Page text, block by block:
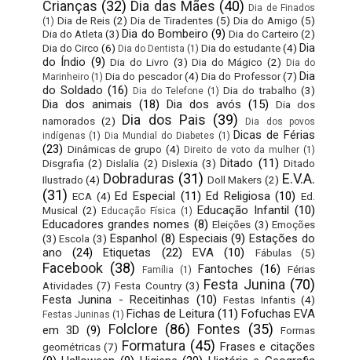
Crianças (32) Dia das Mães (40) Dia de Finados
(1) Dia de Reis (2) Dia de Tiradentes (5) Dia do Amigo (5)
Dia do Atleta (3) Dia do Bombeiro (9) Dia do Carteiro (2)
Dia do Circo (6) Dia do Dentista (1) Dia do estudante(4) Dia
do Índio (9) Dia do Livro (3) Dia do Mágico (2)
Dia do
Marinheiro (1) Dia do pescador (4) Dia do Professor (7) Dia
do Soldado (16) Dia do Telefone (1) Dia do trabalho (3)
Dia dos animais (18) Dia dos avós (15)
Dia dos
namorados (2) Dia dos Pais (39)
Dia dos povos
indígenas (1) Dia Mundial do Diabetes (1) Dicas de Férias
(23) Dinâmicas de grupo (4) Direito de voto da mulher (1)
Disgrafia (2) Dislalia (2) Dislexia (3) Ditado (11) Ditado
Ilustrado (4) Dobraduras (31) Doll Makers (2) E.V.A.
(31) ECA (4) Ed Especial (11) Ed Religiosa (10) Ed.
Musical (2) Educação Física (1) Educação Infantil (10)
Educadores grandes nomes (8) Eleições (3) Emoções
(3) Escola (3) Espanhol (8) Especiais (9) Estações do
ano
(24) Etiquetas (22) EVA (10) Fábulas (5)
Facebook (38) Família (1) Fantoches (16)
Férias
Atividades (7) Festa Country (3) Festa Junina (70)
Festa Junina - Receitinhas (10) Festas Infantis (4)
Festas Juninas (1) Fichas de Leitura (11) Fofuchas EVA
em 3D (9) Folclore (86) Fontes (35)
Formas
geométricas (7) Formatura (45) Frases e citações